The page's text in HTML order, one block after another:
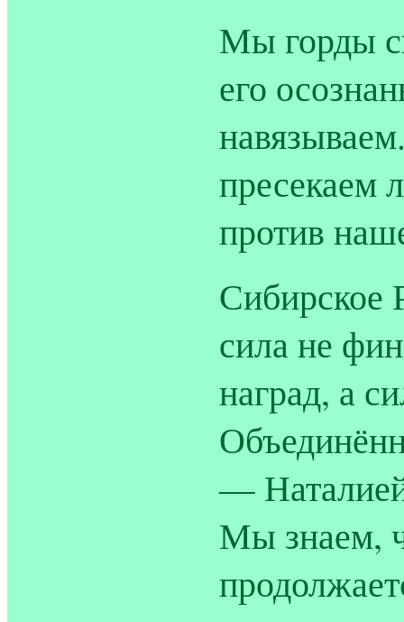
Мы горды
его
пресекаем
против
Сибирское
сила не
наград, а
—
Мы знаем,